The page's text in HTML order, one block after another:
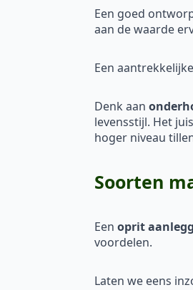
Een goed
aan de waarde
Een
Denk aan
levensstijl. Het
hoger niveau
Soorten
Een oprit
voordelen.
Laten we eens